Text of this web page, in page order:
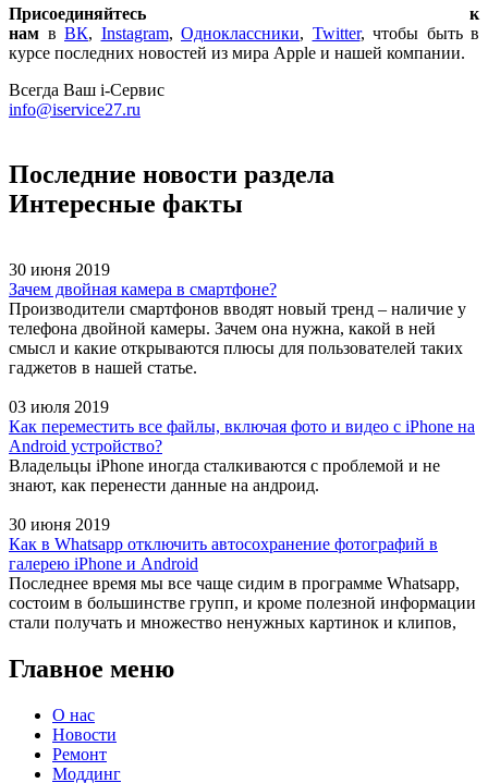
Присоединяйтесь к
нам в ВК, Instagram, Одноклассники, Twitter, чтобы быть в
курсе последних новостей из мира Apple и нашей компании.
Всегда Ваш i-Сервис
info@iservice27.ru
Последние новости раздела
Интересные факты
30 июня 2019
Зачем двойная камера в смартфоне?
Производители смартфонов вводят новый тренд – наличие у
телефона двойной камеры. Зачем она нужна, какой в ней
смысл и какие открываются плюсы для пользователей таких
гаджетов в нашей статье.
03 июля 2019
Как переместить все файлы, включая фото и видео с iPhone на
Android устройство?
Владельцы iPhone иногда сталкиваются с проблемой и не
знают, как перенести данные на андроид.
30 июня 2019
Как в Whatsapp отключить автосохранение фотографий в
галерею iPhone и Android
Последнее время мы все чаще сидим в программе Whatsapp,
состоим в большинстве групп, и кроме полезной информации
стали получать и множество ненужных картинок и клипов,
Главное меню
О нас
Новости
Ремонт
Моддинг